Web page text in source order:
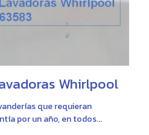
Whirlpool
que requieran
por un año, en todos...